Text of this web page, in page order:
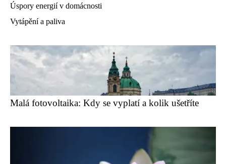
Úspory energií v domácnosti
Vytápění a paliva
Malá fotovoltaika: Kdy se vyplatí a kolik ušetříte